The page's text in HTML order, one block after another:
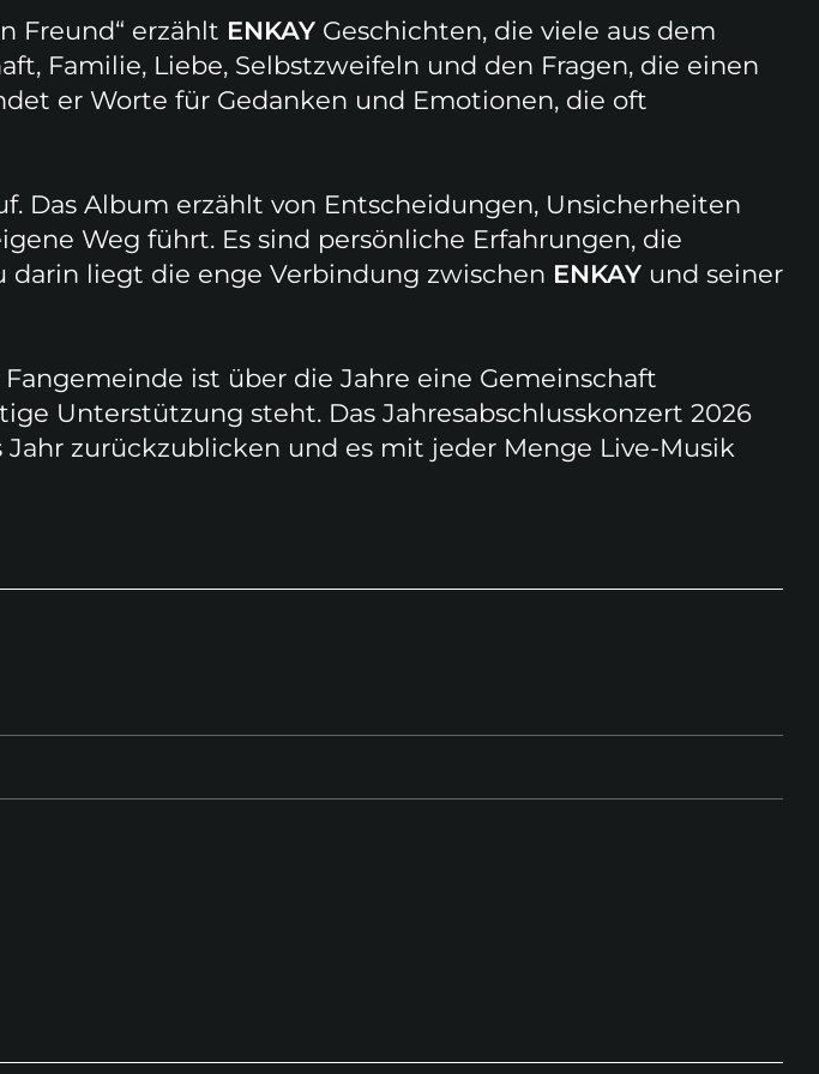
Freund“ erzählt ENKAY Geschichten, die viele aus dem
Familie, Liebe, Selbstzweifeln und den Fragen, die einen
er Worte für Gedanken und Emotionen, die oft
Das Album erzählt von Entscheidungen, Unsicherheiten
Weg führt. Es sind persönliche Erfahrungen, die
liegt die enge Verbindung zwischen ENKAY und seiner
ist über die Jahre eine Gemeinschaft
Unterstützung steht. Das Jahresabschlusskonzert 2026
zurückzublicken und es mit jeder Menge Live-Musik